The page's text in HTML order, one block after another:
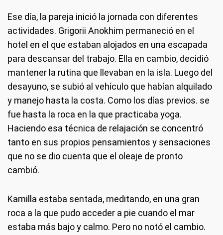
Ese día, la pareja inició la jornada con diferentes
actividades. Grigorii Anokhim permaneció en el
hotel en el que estaban alojados en una escapada
para descansar del trabajo. Ella en cambio, decidió
mantener la rutina que llevaban en la isla. Luego del
desayuno, se subió al vehículo que habían alquilado
y manejo hasta la costa. Como los días previos. se
fue hasta la roca en la que practicaba yoga.
Haciendo esa técnica de relajación se concentró
tanto en sus propios pensamientos y sensaciones
que no se dio cuenta que el oleaje de pronto
cambió.
Kamilla estaba sentada, meditando, en una gran
roca a la que pudo acceder a pie cuando el mar
estaba más bajo y calmo. Pero no notó el cambio.